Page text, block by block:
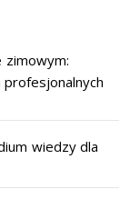
zimowym:
wiedzy dla